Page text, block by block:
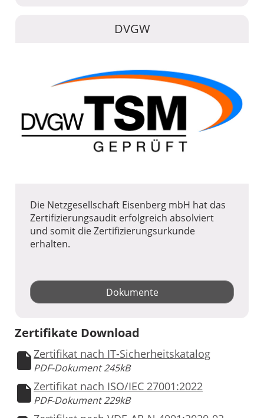
DVGW
Die Netzgesellschaft Eisenberg mbH hat das
Zertifizierungsaudit erfolgreich absolviert
und somit die Zertifizierungsurkunde
erhalten.
Dokumente
Zertifikate Download
Zertifikat nach IT-Sicherheitskatalog
PDF-Dokument 245kB
Zertifikat nach ISO/IEC 27001:2022
PDF-Dokument 229kB